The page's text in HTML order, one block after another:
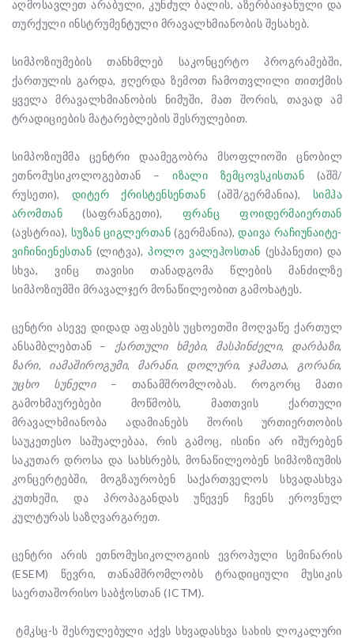
აღმოსავლეთ არაბული, კუნძულ ბალის, აზერბაიჯანული და
თურქული ინსტრუმენტული მრავალხმიანობის შესახებ.
სიმპოზიუმების თანხმლებ საკონცერტო პროგრამებში,
ქართულის გარდა, ჟღერდა ზემოთ ჩამოთვლილი თითქმის
ყველა მრავალხმიანობის ნიმუში, მათ შორის, თავად ამ
ტრადიციების მატარებლების შესრულებით.
სიმპოზიუმმა ცენტრი დაამეგობრა მსოფლიოში ცნობილ
ეთნომუსიკოლოგებთან –იზალი ზემცოვსკისთან (აშშ/
რუსეთი), დიტერ ქრისტენსენთან (აშშ/გერმანია), სიმჰა
არომთან (საფრანგეთი), ფრანც ფოიდერმაიერთან
(ავსტრია), სუზან ციგლერთან (გერმანია),დაივა რაჩიუნაიტე-
ვიჩინიენესთან (ლიტვა),პოლო ვალეჰოსთან (ესპანეთი) და
სხვა, ვინც თავისი თანადგომა წლების მანძილზე
სიმპოზიუმში მრავალჯერ მონაწილეობით გამოხატეს.
ცენტრი ასევე დიდად აფასებს უცხოეთში მოღვაწე ქართულ
ანსამბლებთან –
ქართული ხმები, მასპინძელი, დარბაზი,
ზარი, იამაშიროგუმი, მარანი, დოლური, ჯამათა, გორანი,
უცხო სუნელი– თანამშრომლობას. როგორც მათი
გამოხმაურებები მოწმობს, მათთვის ქართული
მრავალხმიანობა ადამიანებს შორის ურთიერთობის
საუკეთესო საშუალებაა, რის გამოც, ისინი არ იშურებენ
საკუთარ დროსა და სახსრებს, მონაწილეობენ სიმპოზიუმის
კონცერტებში, მოგზაურობენ საქართველოს სხვადასხვა
კუთხეში, და პროპაგანდას უწევენ ჩვენს ეროვნულ
კულტურას საზღვარგარეთ.
ცენტრი არის ეთნომუსიკოლოგიის ევროპული სემინარის
(ESEM) წევრი, თანამშრომლობს ტრადიციული მუსიკის
საერთაშორისო საბჭოსთან (ICTM).
ტმკსც-ს შესრულებული აქვს სხვადასხვა სახის ლოკალური